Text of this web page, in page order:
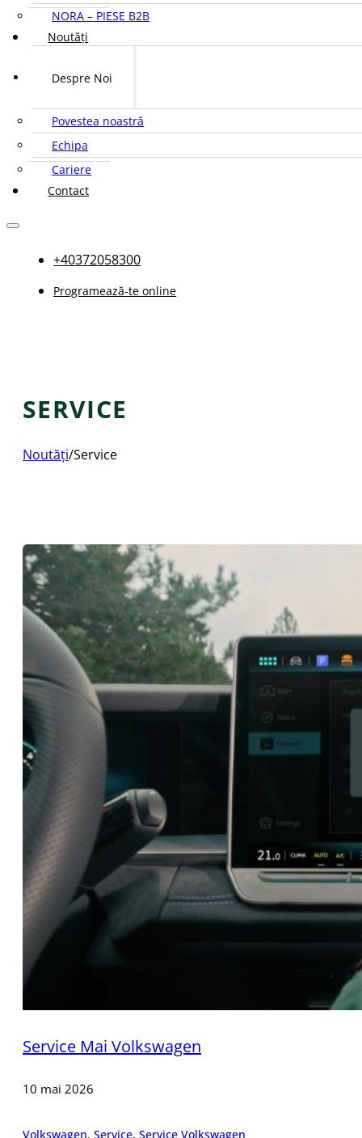
NORA – PIESE B2B
Noutăți
Despre Noi
Povestea noastră
Echipa
Cariere
Contact
+40372058300
Programează-te online
SERVICE
Noutăți/Service
Service Mai Volkswagen
10 mai 2026
Volkswagen, Service, Service Volkswagen